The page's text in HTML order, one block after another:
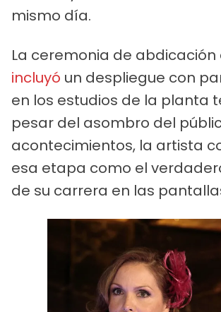
mismo día.
La ceremonia de abdicación
incluyó un despliegue con
en los estudios de la planta
pesar del asombro del
acontecimientos, la artista
esa etapa como el
de su carrera en las